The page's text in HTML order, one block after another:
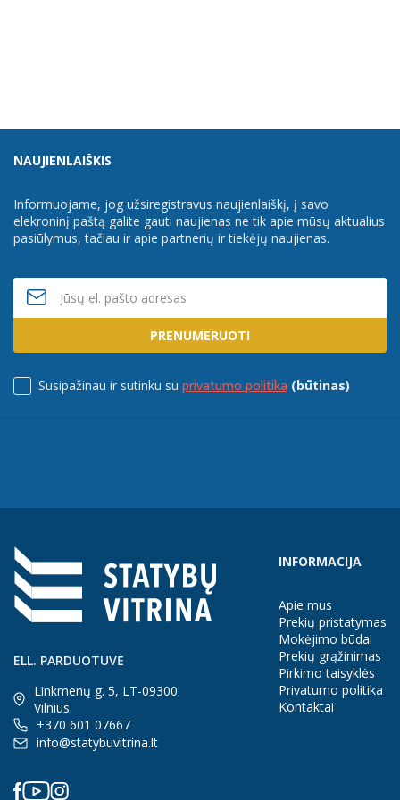
EPS 200, (įv. matmenys)
ETNA
Pristatymo laikas 2-12
d.d.
Prekė su papildomais variantais
GEOPORAS EPS 100, (įv.
Pristatymo laikas 2-12
d.d.
Prekė su papildomais variantais
ELL. PARDUOTUVĖ
Linkmenų g. 5, LT-09300
Vilnius
+370 601 07667
info@statybuvitrina.lt
INFORMACIJA
Apie mus
Prekių pristatymas
Mokėjimo būdai
Prekių grąžinimas
Pirkimo taisyklės
Privatumo politika
Kontaktai
NAUJIENLAIŠKIS
Informuojame, jog užsiregistravus naujienlaiškį, į savo
elekroninį paštą galite gauti naujienas ne tik apie mūsų aktualius
pasiūlymus, tačiau ir apie partnerių ir tiekėjų naujienas.
PRENUMERUOTI
Susipažinau ir sutinku su privatumo politika (būtinas)